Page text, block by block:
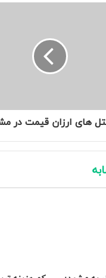
های ارزان قیمت در